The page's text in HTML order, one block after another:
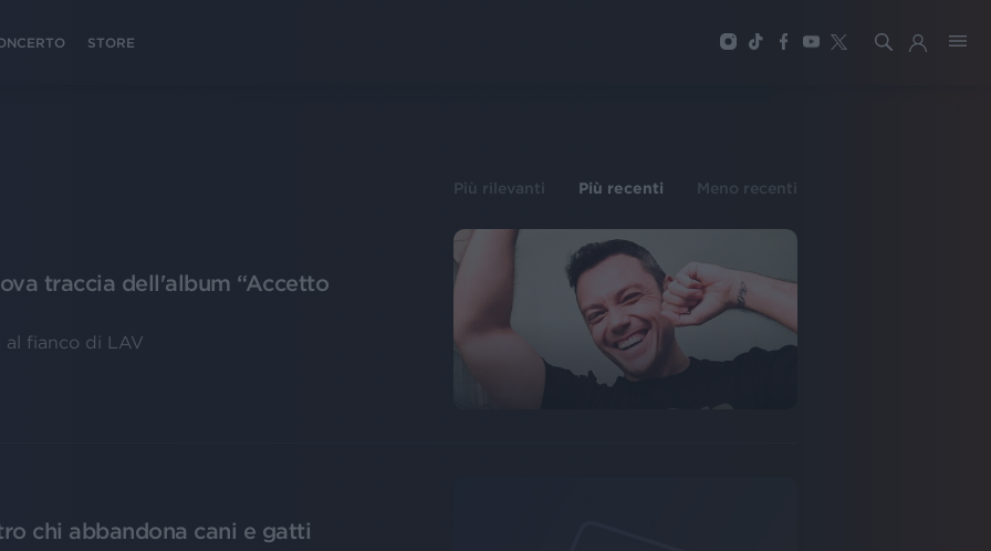
STORE
Più rilevanti Più recenti Meno recenti
traccia dell'album “Accetto
al fianco di LAV
chi abbandona cani e gatti